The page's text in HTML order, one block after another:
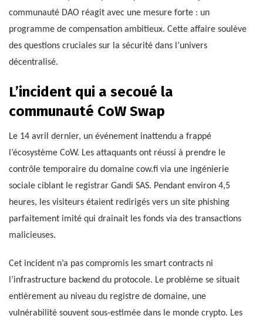
communauté DAO réagit avec une mesure forte : un
programme de compensation ambitieux. Cette affaire soulève
des questions cruciales sur la sécurité dans l’univers
décentralisé.
L’incident qui a secoué la
communauté CoW Swap
Le 14 avril dernier, un événement inattendu a frappé
l’écosystème CoW. Les attaquants ont réussi à prendre le
contrôle temporaire du domaine cow.fi via une ingénierie
sociale ciblant le registrar Gandi SAS. Pendant environ 4,5
heures, les visiteurs étaient redirigés vers un site phishing
parfaitement imité qui drainait les fonds via des transactions
malicieuses.
Cet incident n’a pas compromis les smart contracts ni
l’infrastructure backend du protocole. Le problème se situait
entièrement au niveau du registre de domaine, une
vulnérabilité souvent sous-estimée dans le monde crypto. Les